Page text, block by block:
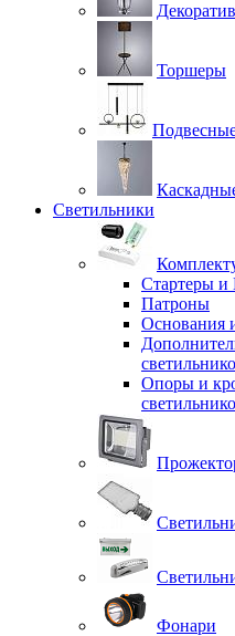
Торшеры
Светильники
Стартеры
Патроны
Основания
Опоры и
Фонари